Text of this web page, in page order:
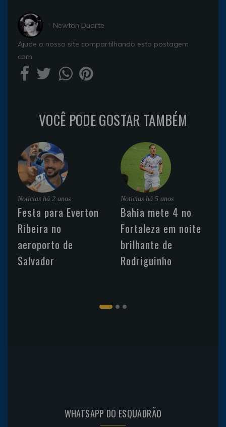
- Newton Duarte
Ajude o nosso site compartilhando esta postagem
com
VOCÊ PODE GOSTAR TAMBÉM
Noticias há 2 anos
Festa para Everton
Ribeira no
aeroporto de
Salvador
Noticias há 5 anos
Bahia mete 4 no
Fortaleza em noite
brilhante de
Rodriguinho
WHATSAPP DO ESQUADRÃO